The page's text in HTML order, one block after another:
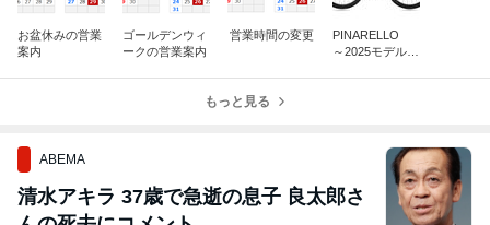
お盆休みの営業
案内
ゴールデンウィ
ークの営業案内
営業時間の変更
PINARELLO
～2025モデル
もっと見る
ABEMA
清水アキラ 37歳で急逝の息子 良太郎さ